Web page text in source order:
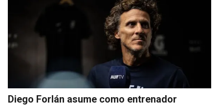
Diego Forlán asume como entrenador